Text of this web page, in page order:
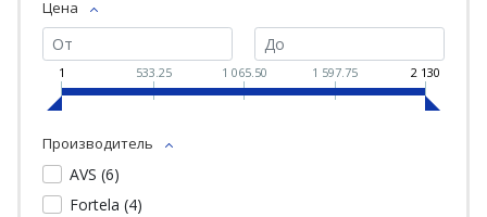
Цена
1 533.25 1 065.50 1 597.75 2 130
Производитель
AVS (6)
Fortela (4)